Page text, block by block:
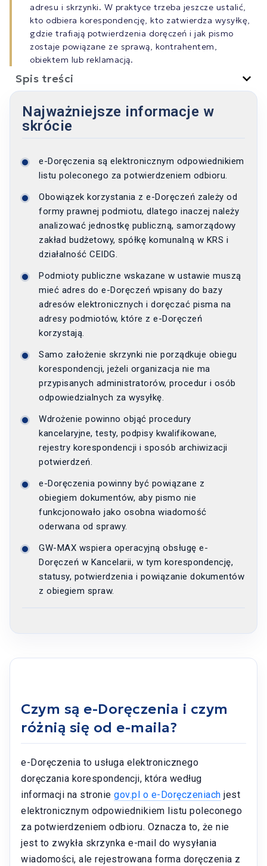
adresu i skrzynki. W praktyce trzeba jeszcze ustalić,
kto odbiera korespondencję, kto zatwierdza wysyłkę,
gdzie trafiają potwierdzenia doręczeń i jak pismo
zostaje powiązane ze sprawą, kontrahentem,
obiektem lub reklamacją.
Spis treści
Najważniejsze informacje w
skrócie
e-Doręczenia są elektronicznym odpowiednikiem
listu poleconego za potwierdzeniem odbioru.
Obowiązek korzystania z e-Doręczeń zależy od
formy prawnej podmiotu, dlatego inaczej należy
analizować jednostkę publiczną, samorządowy
zakład budżetowy, spółkę komunalną w KRS i
działalność CEIDG.
Podmioty publiczne wskazane w ustawie muszą
mieć adres do e-Doręczeń wpisany do bazy
adresów elektronicznych i doręczać pisma na
adresy podmiotów, które z e-Doręczeń
korzystają.
Samo założenie skrzynki nie porządkuje obiegu
korespondencji, jeżeli organizacja nie ma
przypisanych administratorów, procedur i osób
odpowiedzialnych za wysyłkę.
Wdrożenie powinno objąć procedury
kancelaryjne, testy, podpisy kwalifikowane,
rejestry korespondencji i sposób archiwizacji
potwierdzeń.
e-Doręczenia powinny być powiązane z
obiegiem dokumentów, aby pismo nie
funkcjonowało jako osobna wiadomość
oderwana od sprawy.
GW-MAX wspiera operacyjną obsługę e-
Doręczeń w Kancelarii, w tym korespondencję,
statusy, potwierdzenia i powiązanie dokumentów
z obiegiem spraw.
Czym są e-Doręczenia i czym
różnią się od e-maila?
e-Doręczenia to usługa elektronicznego
doręczania korespondencji, która według
informacji na stronie gov.pl o e-Doręczeniach jest
elektronicznym odpowiednikiem listu poleconego
za potwierdzeniem odbioru. Oznacza to, że nie
jest to zwykła skrzynka e-mail do wysyłania
wiadomości, ale rejestrowana forma doręczenia z